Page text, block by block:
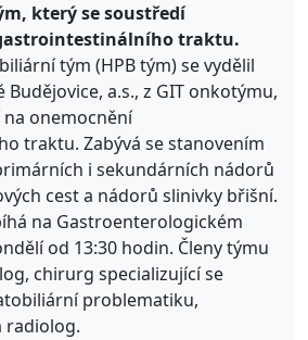
který se soustředí
traktu.
tým (HPB tým) se vydělil
Budějovice, a.s., z GIT onkotýmu,
onemocnění
traktu. Zabývá se stanovením
i sekundárních nádorů
cest a nádorů slinivky břišní.
na Gastroenterologickém
od 13:30 hodin. Členy týmu
chirurg specializující se
problematiku,
radiolog.